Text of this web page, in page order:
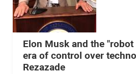
Elon Musk and the "robot
era of control over
Rezazade